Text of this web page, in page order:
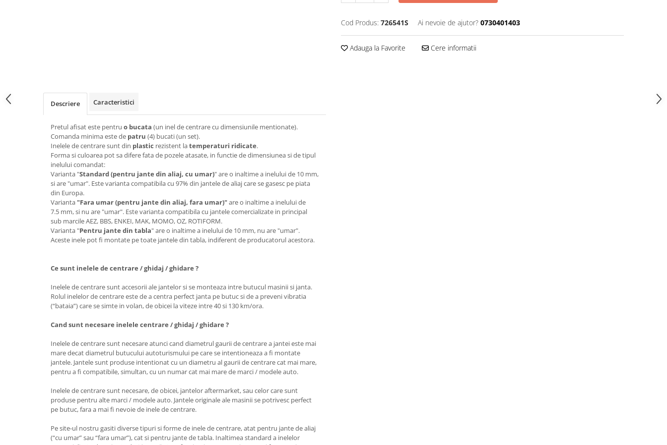
Cod Produs: 726541S Ai nevoie de ajutor? 0730401403
Adauga la Favorite Cere informatii
Descriere Caracteristici
Pretul afisat este pentru o bucata (un inel de centrare cu dimensiunile mentionate).
Comanda minima este de patru (4) bucati (un set).
Inelele de centrare sunt din plastic rezistent latemperaturi ridicate.
Forma si culoarea pot sa difere fata de pozele atasate, in functie de dimensiunea si de tipul
inelului comandat:
Varianta "Standard (pentru jante din aliaj, cu umar)" are o inaltime a inelului de 10 mm,
si are "umar". Este varianta compatibila cu 97% din jantele de aliaj care se gasesc pe piata
din Europa.
Varianta "Fara umar (pentru jante din aliaj, fara umar)"are o inaltime a inelului de
7.5 mm, si nu are "umar". Este varianta compatibila cu jantele comercializate in principal
sub marcile AEZ, BBS, ENKEI, MAK, MOMO, OZ, ROTIFORM.
Varianta "Pentru jante din tabla" are o inaltime a inelului de 10 mm, nu are "umar".
Aceste inele pot fi montate pe toate jantele din tabla, indiferent de producatorul acestora.
Ce sunt inelele de centrare / ghidaj / ghidare ?
Inelele de centrare sunt accesorii ale jantelor si se monteaza intre butucul masinii si janta.
Rolul inelelor de centrare este de a centra perfect janta pe butuc si de a preveni vibratia
(“bataia”) care se simte in volan, de obicei la viteze intre 40 si 130 km/ora.
Cand sunt necesare inelele centrare / ghidaj / ghidare ?
Inelele de centrare sunt necesare atunci cand diametrul gaurii de centrare a jantei este mai
mare decat diametrul butucului autoturismului pe care se intentioneaza a fi montate
jantele. Jantele sunt produse intentionat cu un diametru al gaurii de centrare cat mai mare,
pentru a fi compatibile, simultan, cu un numar cat mai mare de marci / modele auto.
Inelele de centrare sunt necesare, de obicei, jantelor aftermarket, sau celor care sunt
produse pentru alte marci / modele auto. Jantele originale ale masinii se potrivesc perfect
pe butuc, fara a mai fi nevoie de inele de centrare.
Pe site-ul nostru gasiti diverse tipuri si forme de inele de centrare, atat pentru jante de aliaj
(“cu umar” sau “fara umar”), cat si pentru jante de tabla. Inaltimea standard a inelelor